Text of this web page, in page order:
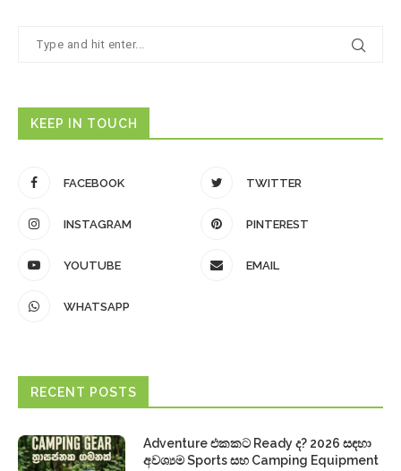
KEEP IN TOUCH
FACEBOOK TWITTER
INSTAGRAM PINTEREST
YOUTUBE EMAIL
WHATSAPP
RECENT POSTS
Adventure එකකට Ready ද? 2026 සඳහා
අවශ්‍යම Sports සහ Camping Equipment